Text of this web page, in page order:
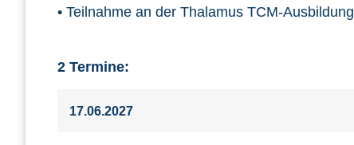
• Teilnahme an der Thalamus TCM-Ausbildung
2 Termine:
17.06.2027